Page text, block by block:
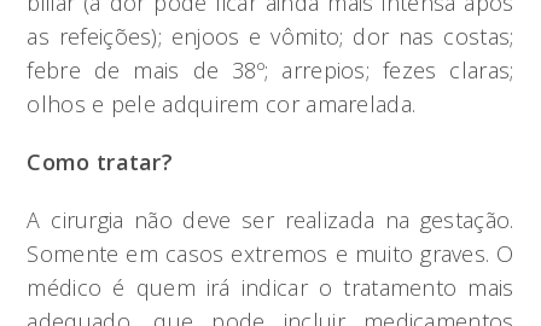
as refeições); enjoos e vômito; dor nas costas;
febre de mais de 38º; arrepios; fezes claras;
olhos e pele adquirem cor amarelada.
Como tratar?
A cirurgia não deve ser realizada na gestação.
Somente em casos extremos e muito graves. O
médico é quem irá indicar o tratamento mais